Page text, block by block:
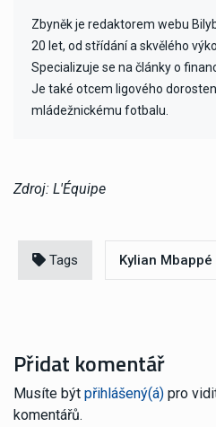
Zbyněk je redaktorem webu
20 let, od střídání a skvělého
Specializuje se na články o
Je také otcem ligového
mládežnickému fotbalu.
Zdroj: L'Équipe
Tags Kylian Mbappé
Přidat komentář
Musíte být přihlášený(á) pro
komentářů.